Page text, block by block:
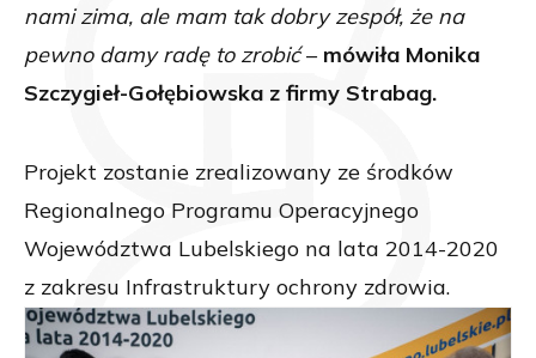
nami zima, ale mam tak dobry zespół, że na
pewno damy radę to zrobić– mówiła Monika
Szczygieł-Gołębiowska z firmy Strabag.
Projekt zostanie zrealizowany ze środków
Regionalnego Programu Operacyjnego
Województwa Lubelskiego na lata 2014-2020
z zakresu Infrastruktury ochrony zdrowia.